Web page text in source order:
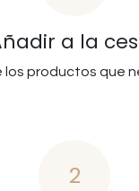
a la
los productos que
2